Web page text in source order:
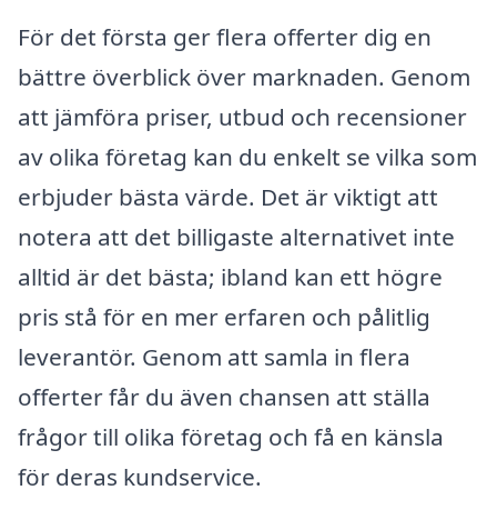
För det första ger flera offerter dig en
bättre överblick över marknaden. Genom
att jämföra priser, utbud och recensioner
av olika företag kan du enkelt se vilka som
erbjuder bästa värde. Det är viktigt att
notera att det billigaste alternativet inte
alltid är det bästa; ibland kan ett högre
pris stå för en mer erfaren och pålitlig
leverantör. Genom att samla in flera
offerter får du även chansen att ställa
frågor till olika företag och få en känsla
för deras kundservice.